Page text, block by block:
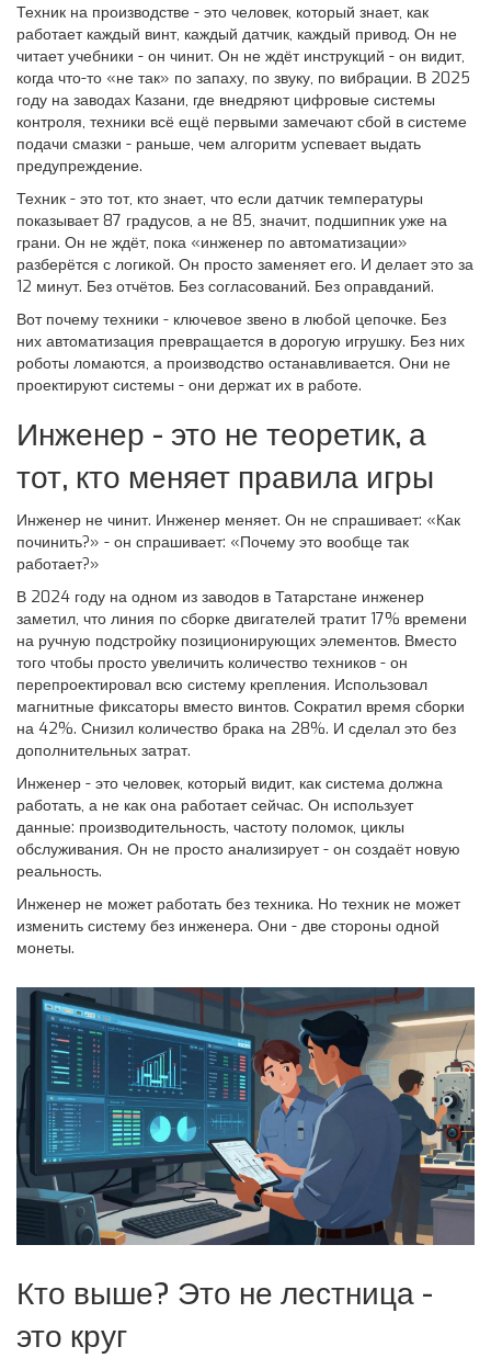
Техник на производстве - это человек, который знает, как
работает каждый винт, каждый датчик, каждый привод. Он не
читает учебники - он чинит. Он не ждёт инструкций - он видит,
когда что-то «не так» по запаху, по звуку, по вибрации. В 2025
году на заводах Казани, где внедряют цифровые системы
контроля, техники всё ещё первыми замечают сбой в системе
подачи смазки - раньше, чем алгоритм успевает выдать
предупреждение.
Техник - это тот, кто знает, что если датчик температуры
показывает 87 градусов, а не 85, значит, подшипник уже на
грани. Он не ждёт, пока «инженер по автоматизации»
разберётся с логикой. Он просто заменяет его. И делает это за
12 минут. Без отчётов. Без согласований. Без оправданий.
Вот почему техники - ключевое звено в любой цепочке. Без
них автоматизация превращается в дорогую игрушку. Без них
роботы ломаются, а производство останавливается. Они не
проектируют системы - они держат их в работе.
Инженер - это не теоретик, а
тот, кто меняет правила игры
Инженер не чинит. Инженер меняет. Он не спрашивает: «Как
починить?» - он спрашивает: «Почему это вообще так
работает?»
В 2024 году на одном из заводов в Татарстане инженер
заметил, что линия по сборке двигателей тратит 17% времени
на ручную подстройку позиционирующих элементов. Вместо
того чтобы просто увеличить количество техников - он
перепроектировал всю систему крепления. Использовал
магнитные фиксаторы вместо винтов. Сократил время сборки
на 42%. Снизил количество брака на 28%. И сделал это без
дополнительных затрат.
Инженер - это человек, который видит, как система должна
работать, а не как она работает сейчас. Он использует
данные: производительность, частоту поломок, циклы
обслуживания. Он не просто анализирует - он создаёт новую
реальность.
Инженер не может работать без техника. Но техник не может
изменить систему без инженера. Они - две стороны одной
монеты.
Кто выше? Это не лестница -
это круг